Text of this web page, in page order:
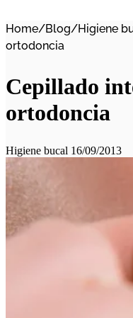
Home/Blog/Higiene
ortodoncia
Cepillado
ortodoncia
Higiene bucal 16/09/2013